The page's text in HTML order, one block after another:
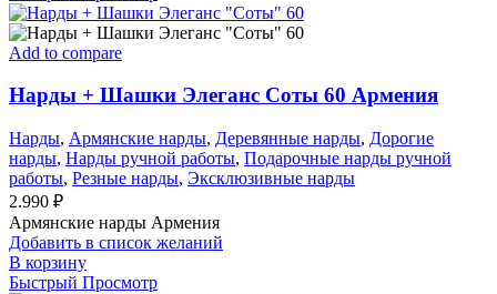
Add to compare
Нарды + Шашки Элеганс Соты 60 Армения
Нарды, Армянские нарды, Деревянные нарды, Дорогие
нарды, Нарды ручной работы, Подарочные нарды ручной
работы, Резные нарды, Эксклюзивные нарды
2.990 ₽
Армянские нарды Армения
Добавить в список желаний
В корзину
Быстрый Просмотр